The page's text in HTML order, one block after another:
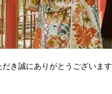
き誠にありがとうございます